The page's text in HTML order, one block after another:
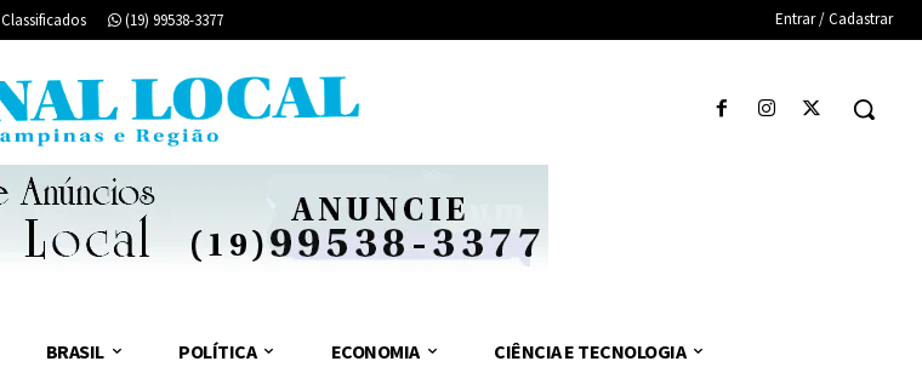
Classificados (19) 99538-3377 Entrar / Cadastrar
BRASIL POLÍTICA ECONOMIA CIÊNCIA E TECNOLOGIA